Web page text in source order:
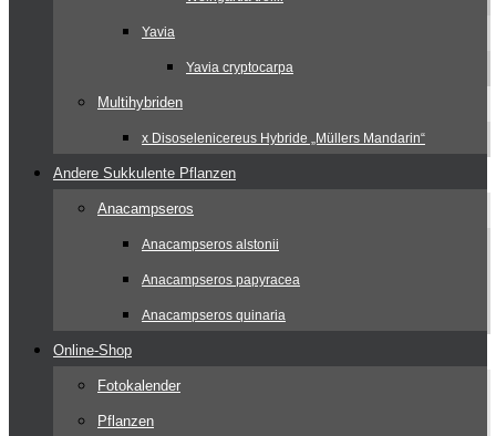
Yavia
Yavia cryptocarpa
Multihybriden
x Disoselenicereus Hybride „Müllers Mandarin“
Andere Sukkulente Pflanzen
Anacampseros
Anacampseros alstonii
Anacampseros papyracea
Anacampseros quinaria
Online-Shop
Fotokalender
Pflanzen